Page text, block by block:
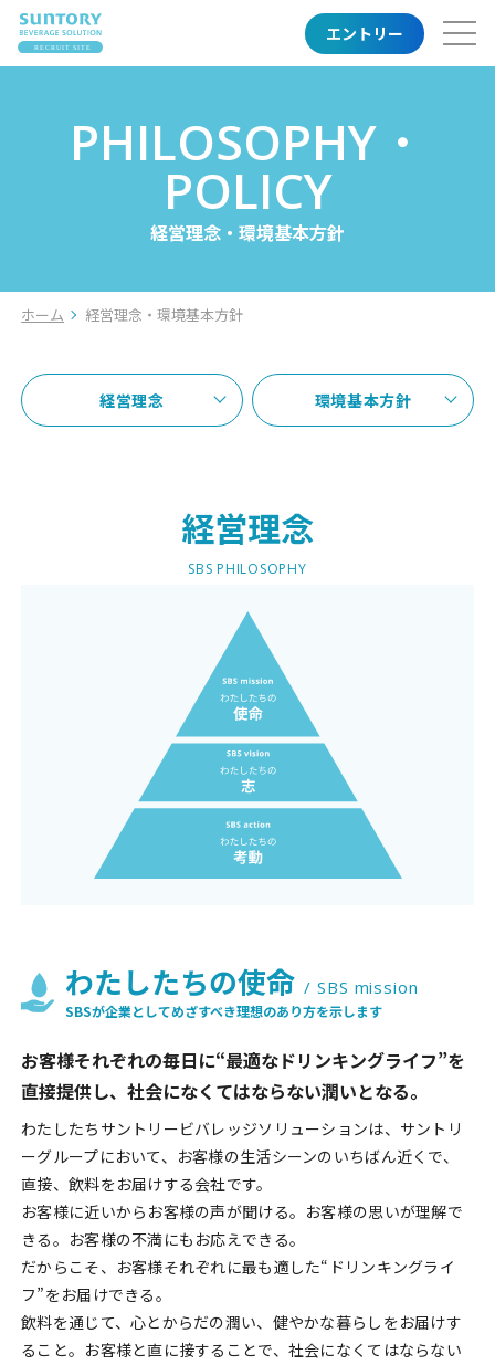
キャリアモデル・勤務地
クロストーク
トップメッセージ
経営理念・環境基本方針
2分でわかるSBS
サントリー「やってみなはれ」の歴史
制度（研修・キャリアアップ・福利厚生）
募集要項・よくあるご質問
エントリーする
© SUNTORY BEVERAGE SOLUTION LIMITED. ALL RIGHTS RESERVED.
エントリー
PHILOSOPHY・
POLICY
経営理念・環境基本方針
ホーム 経営理念・環境基本方針
経営理念 環境基本方針
経営理念
SBS PHILOSOPHY
わたしたちの使命 / SBS mission
SBSが企業としてめざすべき理想のあり方を示します
お客様それぞれの毎日に“最適なドリンキングライフ”を
直接提供し、社会になくてはならない潤いとなる。
わたしたちサントリービバレッジソリューションは、サントリ
ーグループにおいて、お客様の生活シーンのいちばん近くで、
直接、飲料をお届けする会社です。
お客様に近いからお客様の声が聞ける。お客様の思いが理解で
きる。お客様の不満にもお応えできる。
だからこそ、お客様それぞれに最も適した“ドリンキングライ
フ”をお届けできる。
飲料を通じて、心とからだの潤い、健やかな暮らしをお届けす
ること。お客様と直に接することで、社会になくてはならない